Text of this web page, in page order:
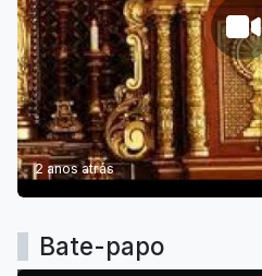
2 anos atrás
Bate-papo